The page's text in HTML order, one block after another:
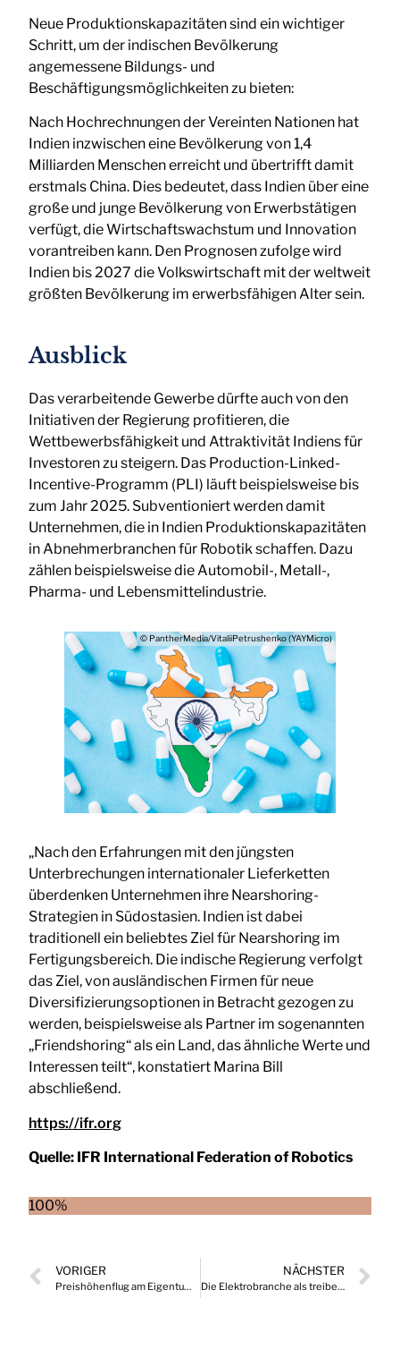
Neue Produktionskapazitäten sind ein wichtiger
Schritt, um der indischen Bevölkerung
angemessene Bildungs- und
Beschäftigungsmöglichkeiten zu bieten:
Nach Hochrechnungen der Vereinten Nationen hat
Indien inzwischen eine Bevölkerung von 1,4
Milliarden Menschen erreicht und übertrifft damit
erstmals China. Dies bedeutet, dass Indien über eine
große und junge Bevölkerung von Erwerbstätigen
verfügt, die Wirtschaftswachstum und Innovation
vorantreiben kann. Den Prognosen zufolge wird
Indien bis 2027 die Volkswirtschaft mit der weltweit
größten Bevölkerung im erwerbsfähigen Alter sein.
Ausblick
Das verarbeitende Gewerbe dürfte auch von den
Initiativen der Regierung profitieren, die
Wettbewerbsfähigkeit und Attraktivität Indiens für
Investoren zu steigern. Das Production-Linked-
Incentive-Programm (PLI) läuft beispielsweise bis
zum Jahr 2025. Subventioniert werden damit
Unternehmen, die in Indien Produktionskapazitäten
in Abnehmerbranchen für Robotik schaffen. Dazu
zählen beispielsweise die Automobil-, Metall-,
Pharma- und Lebensmittelindustrie.
© PantherMedia/VitaliiPetrushenko (YAYMicro)
„Nach den Erfahrungen mit den jüngsten
Unterbrechungen internationaler Lieferketten
überdenken Unternehmen ihre Nearshoring-
Strategien in Südostasien. Indien ist dabei
traditionell ein beliebtes Ziel für Nearshoring im
Fertigungsbereich. Die indische Regierung verfolgt
das Ziel, von ausländischen Firmen für neue
Diversifizierungsoptionen in Betracht gezogen zu
werden, beispielsweise als Partner im sogenannten
„Friendshoring“ als ein Land, das ähnliche Werte und
Interessen teilt“, konstatiert Marina Bill
abschließend.
https://ifr.org
Quelle: IFR International Federation of Robotics
100%
VORIGER
Preishöhenflug am Eigentumswohnungsmarkt eingebremst
NÄCHSTER
Die Elektrobranche als treibende Kraft und Rückgrat der Energiewende